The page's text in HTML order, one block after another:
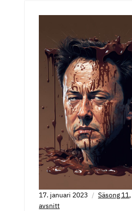
17. januari 2023 Säsong 11,
avsnitt